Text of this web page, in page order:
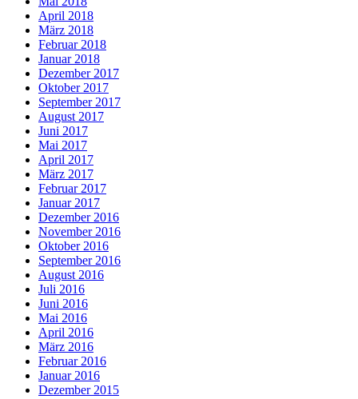
April 2018
März 2018
Februar 2018
Januar 2018
Dezember 2017
Oktober 2017
September 2017
August 2017
Juni 2017
Mai 2017
April 2017
März 2017
Februar 2017
Januar 2017
Dezember 2016
November 2016
Oktober 2016
September 2016
August 2016
Juli 2016
Juni 2016
Mai 2016
April 2016
März 2016
Februar 2016
Januar 2016
Dezember 2015